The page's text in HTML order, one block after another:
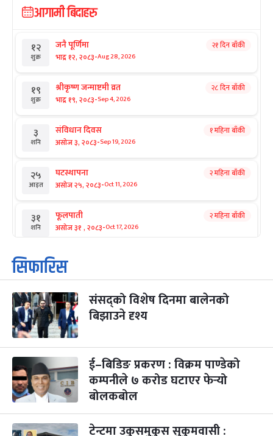
आगामी बिदाहरु
१२
शुक्र
जनै पूर्णिमा
भाद्र १२, २०८३-Aug 28, 2026
२१ दिन बाँकी
१९
शुक्र
श्रीकृष्ण जन्माष्टमी व्रत
भाद्र १९, २०८३-Sep 4, 2026
२८ दिन बाँकी
३
शनि
संविधान दिवस
असोज ३, २०८३-Sep 19, 2026
१ महिना बाँकी
२५
आइत
घटस्थापना
असोज २५, २०८३-Oct 11, 2026
२ महिना बाँकी
३१
शनि
फूलपाती
असोज ३१ , २०८३-Oct 17, 2026
२ महिना बाँकी
१
आइत
कार्तिक सङ्क्रान्ति
कार्तिक १, २०८३
३
मंगल
महानवमी
कार्तिक ३, २०८३-Oct 20, 2026
२ महिना बाँकी
४
बुध कार्तिक ४, २०८३ -Oct 21, 2026
५
बिहि
पापा‌ङ्कुशा एकादशी व्रत
कार्तिक ५, २०८३-Oct 22, 2026
२ महिना बाँकी
२२ कुकुर तिहार ३ महिना बाँकी
सिफारिस
संसद्को विशेष दिनमा बालेनको
बिझाउने दृश्य
ई–बिडिङ प्रकरण : विक्रम पाण्डेको
कम्पनीले ७ करोड घटाएर फेर्‍यो
बोलकबोल
टेन्टमा उकुसमुकुस सुकुमवासी :